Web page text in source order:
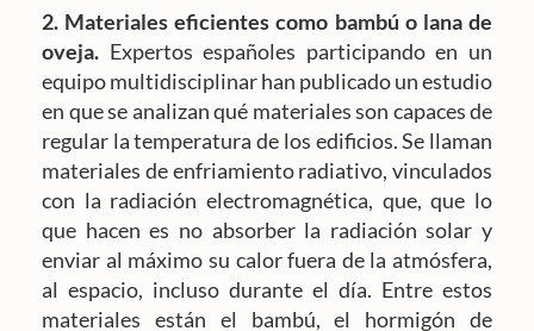
2. Materiales eficientes como bambú o lana de
oveja. Expertos españoles participando en un
equipo multidisciplinar han publicado un estudio
en que se analizan qué materiales son capaces de
regular la temperatura de los edificios. Se llaman
materiales de enfriamiento radiativo, vinculados
con la radiación electromagnética, que, que lo
que hacen es no absorber la radiación solar y
enviar al máximo su calor fuera de la atmósfera,
al espacio, incluso durante el día. Entre estos
materiales están el bambú, el hormigón de